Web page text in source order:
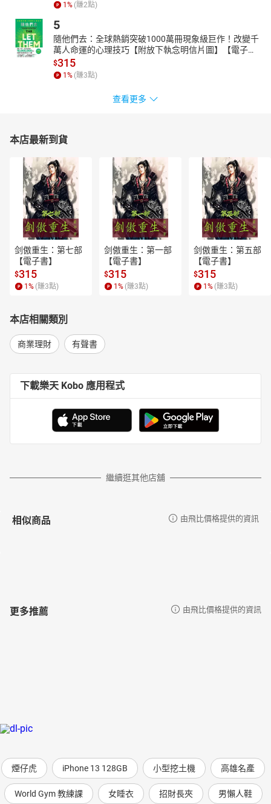
1 % (賺2點)
5
隨他們去：全球熱銷突破1000萬冊現象級巨作！改變千
萬人命運的心理技巧【附放下執念明信片圖】【電子
書】
$315
1 % (賺3點)
查看更多
本店最新到貨
剑傲重生：第七部
【電子書】
$315
1 % (賺3點)
剑傲重生：第一部
【電子書】
$315
1 % (賺3點)
剑傲重生：第五部
【電子書】
$315
1 % (賺3點)
本店相關類別
商業理財 有聲書
下載樂天 Kobo 應用程式
繼續逛其他店舖
相似商品 由飛比價格提供的資訊
更多推薦 由飛比價格提供的資訊
煙仔虎 iPhone 13 128GB 小型挖土機 高雄名產
World Gym 教練課 女睡衣 招財長夾 男懶人鞋